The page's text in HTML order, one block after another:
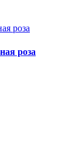
роза